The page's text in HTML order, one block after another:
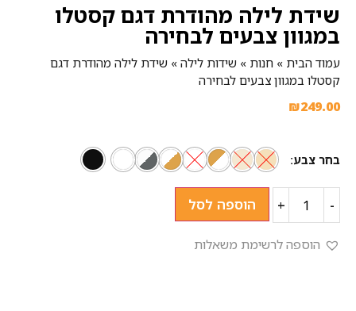
שידת לילה מהודרת דגם קסטלו
במגוון צבעים לבחירה
עמוד הבית » חנות » שידות לילה » שידת לילה מהודרת דגם
קסטלו במגוון צבעים לבחירה
₪249.00
בחר צבע
-
+ הוספה לסל
הוספה לרשימת משאלות